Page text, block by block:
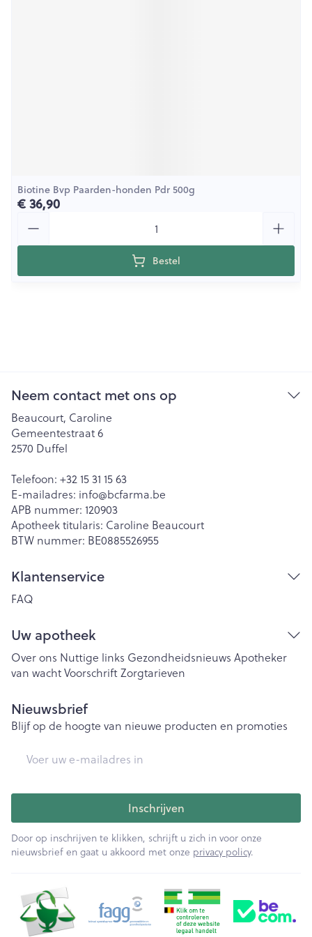
Biotine Bvp Paarden-honden Pdr 500g
€ 36,90
Bestel
Neem contact met ons op
Beaucourt, Caroline
Gemeentestraat 6
2570 Duffel
Telefoon: +32 15 31 15 63
E-mailadres: info@bcfarma.be
APB nummer: 120903
Apotheek titularis: Caroline Beaucourt
BTW nummer: BE0885526955
Klantenservice
FAQ
Uw apotheek
Over ons Nuttige links Gezondheidsnieuws Apotheker
van wachtVoorschriftZorgtarieven
Nieuwsbrief
Blijf op de hoogte van nieuwe producten en promoties
Inschrijven
Door op inschrijven te klikken, schrijft u zich in voor onze
nieuwsbrief en gaat u akkoord met onze privacy policy.